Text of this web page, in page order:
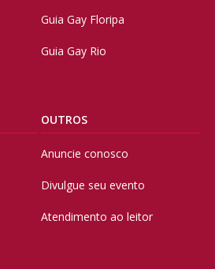
Guia Gay Floripa
Guia Gay Rio
OUTROS
Anuncie conosco
Divulgue seu evento
Atendimento ao leitor